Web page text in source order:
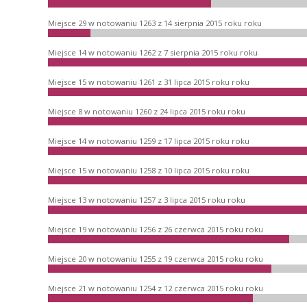
Miejsce 29 w notowaniu 1263 z 14 sierpnia 2015 roku roku
Miejsce 14 w notowaniu 1262 z 7 sierpnia 2015 roku roku
Miejsce 15 w notowaniu 1261 z 31 lipca 2015 roku roku
Miejsce 8 w notowaniu 1260 z 24 lipca 2015 roku roku
Miejsce 14 w notowaniu 1259 z 17 lipca 2015 roku roku
Miejsce 15 w notowaniu 1258 z 10 lipca 2015 roku roku
Miejsce 13 w notowaniu 1257 z 3 lipca 2015 roku roku
Miejsce 19 w notowaniu 1256 z 26 czerwca 2015 roku roku
Miejsce 20 w notowaniu 1255 z 19 czerwca 2015 roku roku
Miejsce 21 w notowaniu 1254 z 12 czerwca 2015 roku roku